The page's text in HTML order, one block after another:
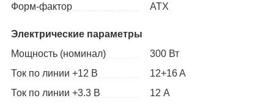
Форм-фактор
ATX
Электрические параметры
Мощность (номинал)
300 Вт
Ток по линии +12 В
12+16 A
Ток по линии +3.3 В
12 А